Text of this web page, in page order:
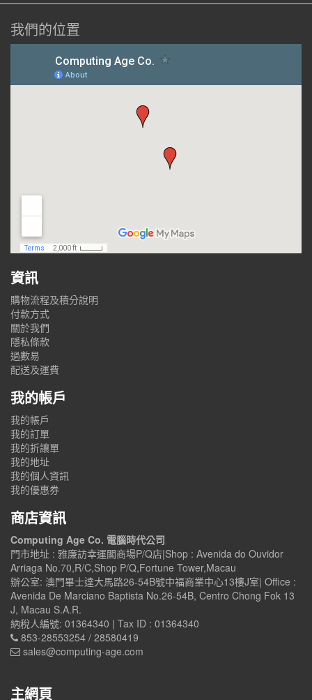
我們的位置
資訊
購物流程及積分說明
付款方式
關於我們
隱私條款
過數易
配送及運費
我的帳戶
我的帳戶
我的訂單
我的折讓單
我的地址
我的個人資訊
我的優惠券
商店資訊
Computing Age Co. 電腦時代公司
門市地址 : 雅廉訪幸運閣商場P/Q店|Shop : Avenida do Ouvidor
Arriaga No.70,R/C,Shop P/Q,Fortune Tower,Macau
辦公室: 澳門畢士達大馬路26-54B號中福商業中心13樓J室| Office :
Avenida De Marciano Baptista No.26-54B, Centro Chong Fok 13
J, Macau S.A.R.
納稅人編號: 01364340 | Tax ID : 01364340
853-28553254 / 28580419
sales@computing-age.com
主網頁